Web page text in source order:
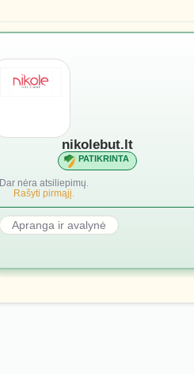
nikolebut.lt
PATIKRINTA
Dar nėra atsiliepimų.
Rašyti pirmąjį.
Apranga ir avalynė